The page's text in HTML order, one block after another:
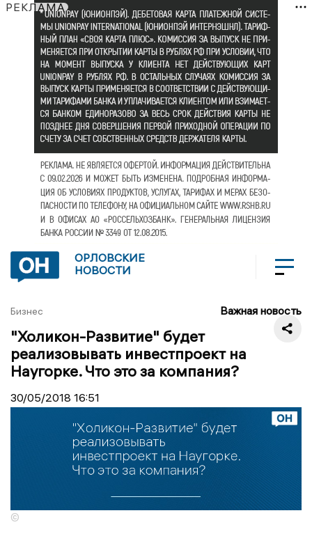
РЕКЛАМА
ОРЛОВСКИЕ
НОВОСТИ
Бизнес Важная новость
"Холикон-Развитие" будет
реализовывать инвестпроект на
Наугорке. Что это за компания?
30/05/2018 16:51
©